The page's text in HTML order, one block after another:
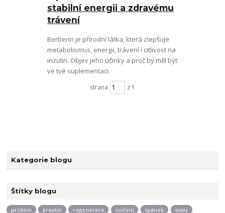
Kategorie blogu
Štítky blogu
protein kreatin regenerace cvičení spánek
svaly
stabilní energii a zdravému
trávení
Berberin je přírodní látka, která zlepšuje
metabolismus, energii, trávení i citlivost na
inzulin. Objev jeho účinky a proč by měl být
ve tvé suplementaci.
strana z 1